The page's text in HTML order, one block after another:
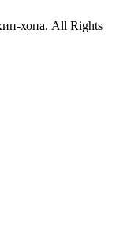
хопа. All Rights